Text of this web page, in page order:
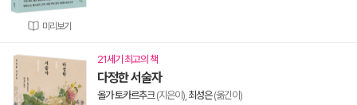
미리보기
21세기 최고의 책
다정한 서술자
올가 토카르추크(지은이), 최성은(옮긴이)